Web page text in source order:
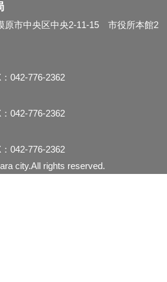
原市中央区中央2-11-15 市役所本館2
042-776-2362
042-776-2362
042-776-2362
city.All rights reserved.